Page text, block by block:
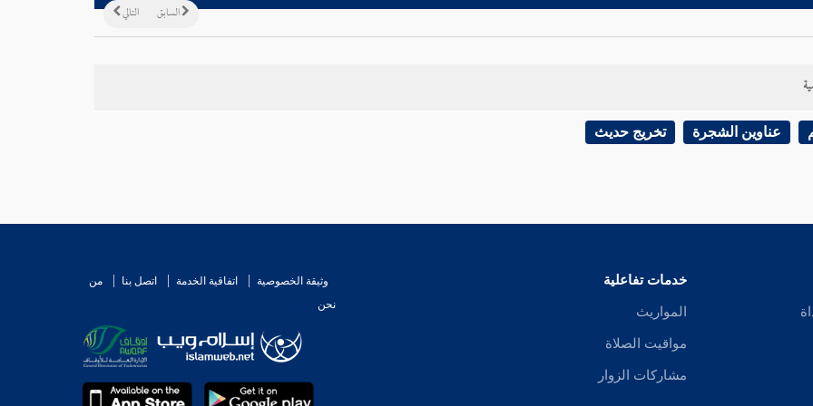
التالي السابق
عناوين الشجرة تخريج حديث
خدمات تفاعلية
المواريث
مواقيت الصلاة
مشاركات الزوار
وثيقة الخصوصية اتفاقية الخدمة اتصل بنا
من
نحن